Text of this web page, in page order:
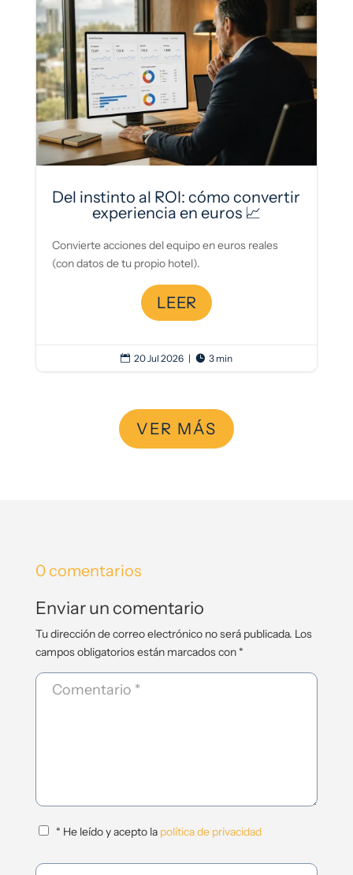
Del instinto al ROI: cómo convertir
experiencia en euros 📈
Convierte acciones del equipo en euros reales
(con datos de tu propio hotel).
LEER
 20 Jul 2026 |  3 min
VER MÁS
0 comentarios
Enviar un comentario
Tu dirección de correo electrónico no será publicada. Los
campos obligatorios están marcados con *
* He leído y acepto la política de privacidad